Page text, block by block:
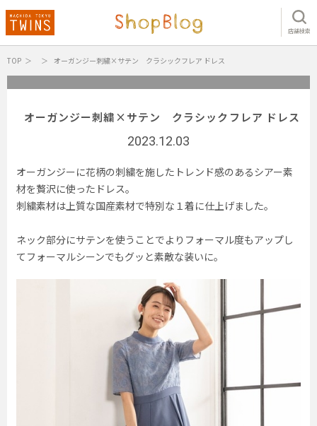
店舗検索
TOP オーガンジー刺繍×サテン クラシックフレア ドレス
オーガンジー刺繍×サテン クラシックフレア ドレス
2023.12.03
オーガンジーに花柄の刺繍を施したトレンド感のあるシアー素
材を贅沢に使ったドレス。
刺繍素材は上質な国産素材で特別な１着に仕上げました。
ネック部分にサテンを使うことでよりフォーマル度もアップし
てフォーマルシーンでもグッと素敵な装いに。